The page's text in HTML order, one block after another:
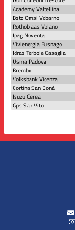
Academy Valtellina
Bstz Omsi Vobarno
Rothoblaas Volano
Ipag Noventa
Vivienergia Busnago
Idras Torbole Casaglia
Usma Padova
Brembo
Volksbank Vicenza
Cortina San Donà
Isuzu Cerea
Gps San Vito